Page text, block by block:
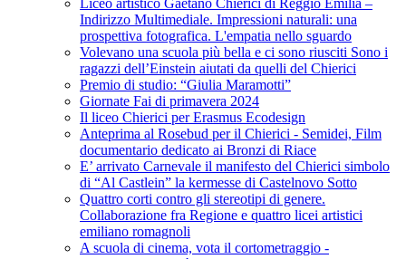
Liceo artistico Gaetano Chierici di Reggio Emilia –
Indirizzo Multimediale. Impressioni naturali: una
prospettiva fotografica. L'empatia nello sguardo
Volevano una scuola più bella e ci sono riusciti Sono i
ragazzi dell’Einstein aiutati da quelli del Chierici
Premio di studio: “Giulia Maramotti”
Giornate Fai di primavera 2024
Il liceo Chierici per Erasmus Ecodesign
Anteprima al Rosebud per il Chierici - Semidei, Film
documentario dedicato ai Bronzi di Riace
E’ arrivato Carnevale il manifesto del Chierici simbolo
di “Al Castlein” la kermesse di Castelnovo Sotto
Quattro corti contro gli stereotipi di genere.
Collaborazione fra Regione e quattro licei artistici
emiliano romagnoli
A scuola di cinema, vota il cortometraggio -